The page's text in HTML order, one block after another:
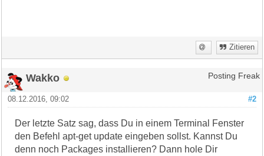
Zitieren
Wakko Posting Freak
#2
08.12.2016, 09:02
Der letzte Satz sag, dass Du in einem Terminal Fenster
den Befehl apt-get update eingeben sollst. Kannst Du
denn noch Packages installieren? Dann hole Dir